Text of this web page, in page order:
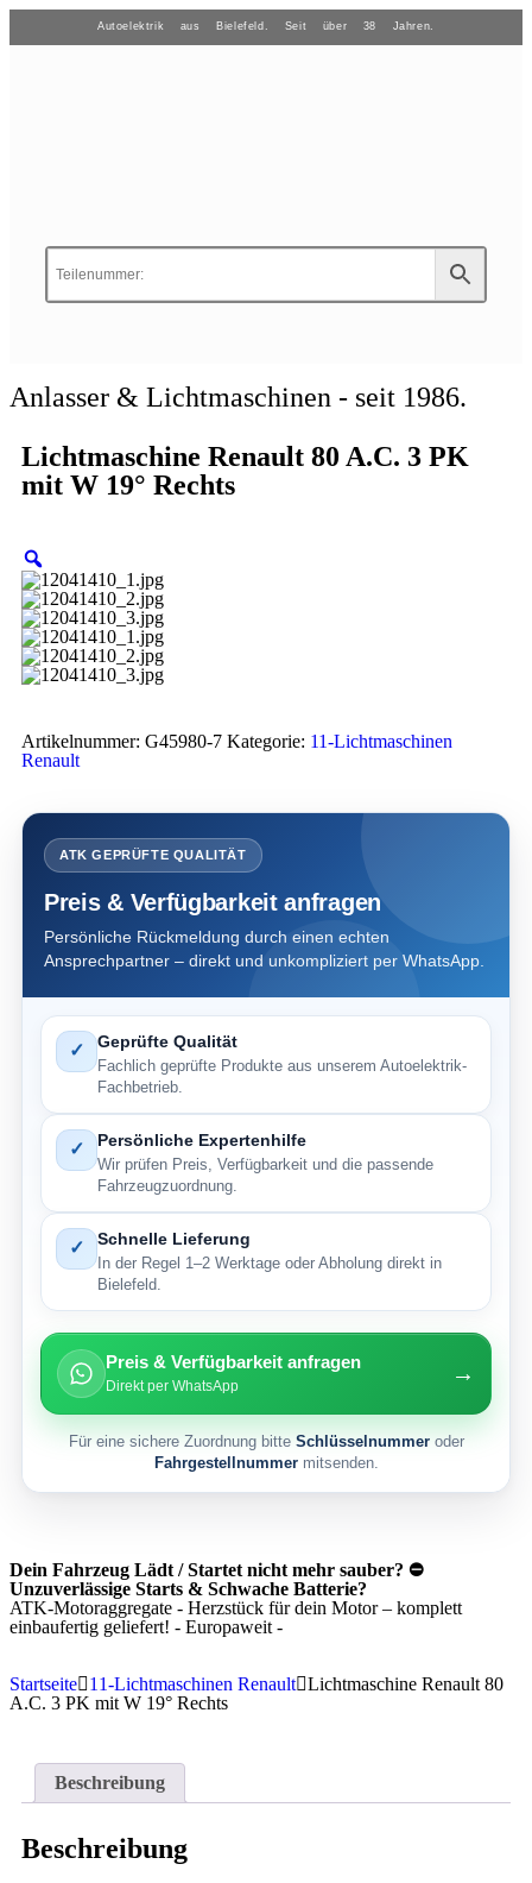
Autoelektrik aus Bielefeld. Seit über 38 Jahren.
Anlasser & Lichtmaschinen - seit 1986.
Lichtmaschine Renault 80 A.C. 3 PK
mit W 19° Rechts
Artikelnummer: G45980-7 Kategorie: 11-Lichtmaschinen
Renault
ATK GEPRÜFTE QUALITÄT
Preis & Verfügbarkeit anfragen
Persönliche Rückmeldung durch einen echten
Ansprechpartner – direkt und unkompliziert per WhatsApp.
✓ Geprüfte Qualität
Fachlich geprüfte Produkte aus unserem Autoelektrik-
Fachbetrieb.
✓ Persönliche Expertenhilfe
Wir prüfen Preis, Verfügbarkeit und die passende
Fahrzeugzuordnung.
✓ Schnelle Lieferung
In der Regel 1–2 Werktage oder Abholung direkt in
Bielefeld.
Preis & Verfügbarkeit anfragen
Direkt per WhatsApp →
Für eine sichere Zuordnung bitte Schlüsselnummeroder
Fahrgestellnummermitsenden.
Dein Fahrzeug Lädt / Startet nicht mehr sauber? ⛔
Unzuverlässige Starts & Schwache Batterie?
ATK-Motoraggregate - Herzstück für dein Motor – komplett
einbaufertig geliefert! - Europaweit -
Startseite 11-Lichtmaschinen Renault Lichtmaschine Renault 80
A.C. 3 PK mit W 19° Rechts
Beschreibung
Beschreibung